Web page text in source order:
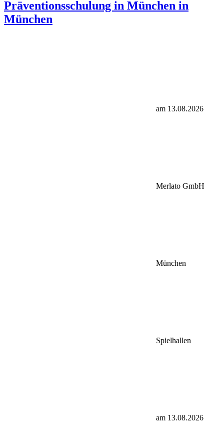
Präventionsschulung in München in
München
am 13.08.2026
Merlato GmbH
München
Spielhallen
am 13.08.2026